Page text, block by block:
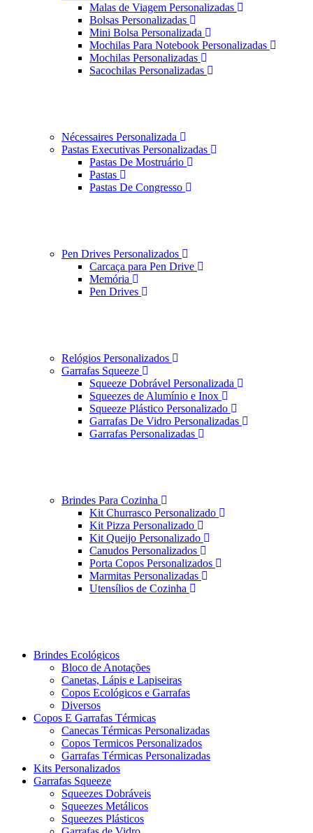
Malas de Viagem Personalizadas
Bolsas Personalizadas
Mini Bolsa Personalizada
Mochilas Para Notebook Personalizadas
Mochilas Personalizadas
Sacochilas Personalizadas
Nécessaires Personalizada
Pastas Executivas Personalizadas
Pastas De Mostruário
Pastas
Pastas De Congresso
Pen Drives Personalizados
Carcaça para Pen Drive
Memória
Pen Drives
Relógios Personalizados
Garrafas Squeeze
Squeeze Dobrável Personalizada
Squeezes de Alumínio e Inox
Squeeze Plástico Personalizado
Garrafas De Vidro Personalizadas
Garrafas Personalizadas
Brindes Para Cozinha
Kit Churrasco Personalizado
Kit Pizza Personalizado
Kit Queijo Personalizado
Canudos Personalizados
Porta Copos Personalizados
Marmitas Personalizadas
Utensílios de Cozinha
Brindes Ecológicos
Bloco de Anotações
Canetas, Lápis e Lapiseiras
Copos Ecológicos e Garrafas
Diversos
Copos E Garrafas Térmicas
Canecas Térmicas Personalizadas
Copos Termicos Personalizados
Garrafas Térmicas Personalizadas
Kits Personalizados
Garrafas Squeeze
Squeezes Dobráveis
Squeezes Metálicos
Squeezes Plásticos